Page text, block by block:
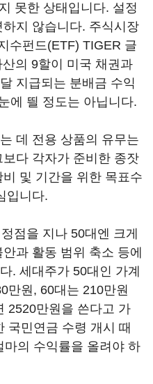
못한 상태입니다. 설정
지 않습니다. 주식시장
수펀드(ETF) TIGER 글
의 9할이 미국 채권과
지급되는 분배금 수익
에 띌 정도는 아닙니다.
데 전용 상품의 유무는
다 각자가 준비한 종잣
및 기간을 위한 목표수
입니다.
점을 지나 50대엔 크게
과 활동 범위 축소 등에
. 세대주가 50대인 가계
만원, 60대는 210만원
2520만원을 쓴다고 가
국민연금 수령 개시 때
의 수익률을 올려야 하